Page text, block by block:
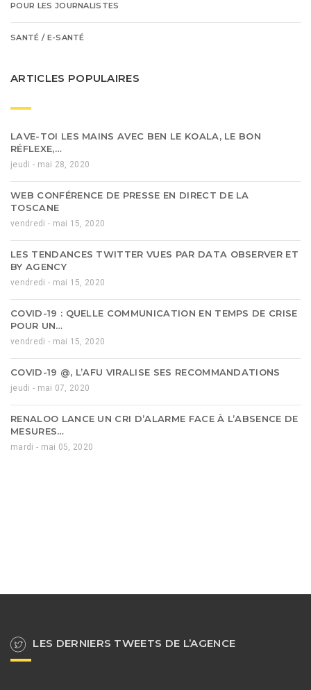
POUR LES JOURNALISTES
SANTÉ / E-SANTÉ
ARTICLES POPULAIRES
LAVE-TOI LES MAINS AVEC BEN LE KOALA, LE BON
RÉFLEXE,…
jeudi - mai 28, 2020
WEB CONFÉRENCE DE PRESSE EN DIRECT DE LA
TOSCANE
vendredi - mai 15, 2020
LES TENDANCES TWITTER VUES PAR DATA OBSERVER ET
BY AGENCY
vendredi - mai 15, 2020
COVID-19 : QUELLE COMMUNICATION EN TEMPS DE CRISE
POUR UN…
vendredi - mai 15, 2020
COVID-19 @, L’AFU VIRALISE SES RECOMMANDATIONS
jeudi - mai 07, 2020
RENALOO LANCE UN CRI D’ALARME FACE À L’ABSENCE DE
MESURES…
mardi - mai 05, 2020
LES DERNIERS TWEETS DE L’AGENCE